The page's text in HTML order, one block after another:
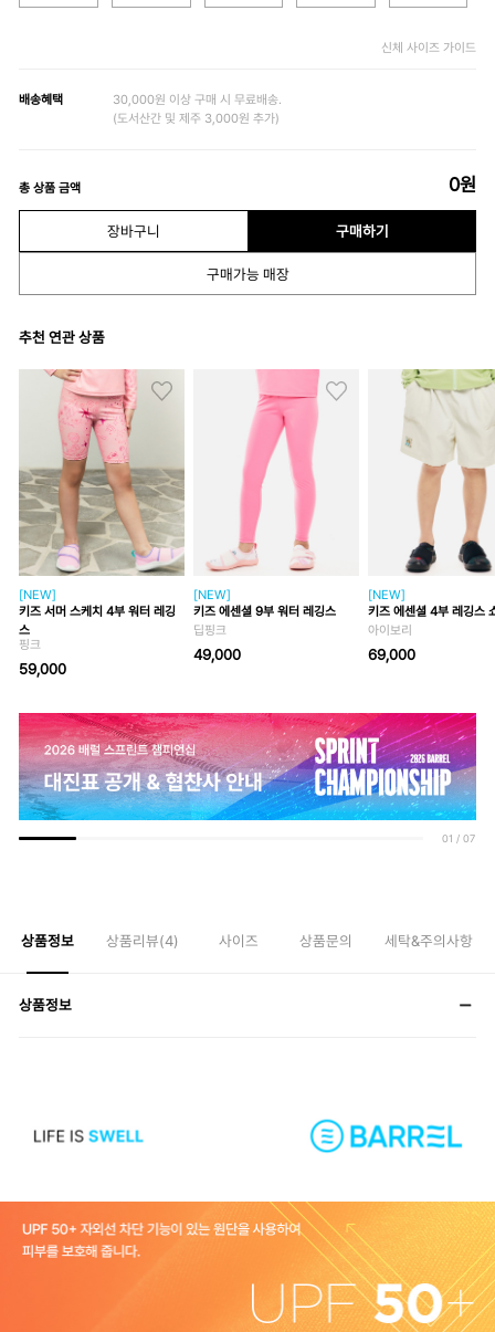
신체 사이즈 가이드
배송혜택
30,000원 이상 구매 시 무료배송.
(도서산간 및 제주 3,000원 추가)
총 상품 금액 0원
장바구니 구매하기
구매가능 매장
추천 연관 상품
[NEW]
키즈 서머 스케치 4부 워터 레깅
스
핑크
59,000
[NEW]
키즈 에센셜 9부 워터 레깅스
딥핑크
49,000
[NEW]
키즈 에센셜 4부 레깅스
아이보리
69,000
01 / 07
상품정보 상품리뷰(4) 사이즈 상품문의 세탁&주의사항
상품정보